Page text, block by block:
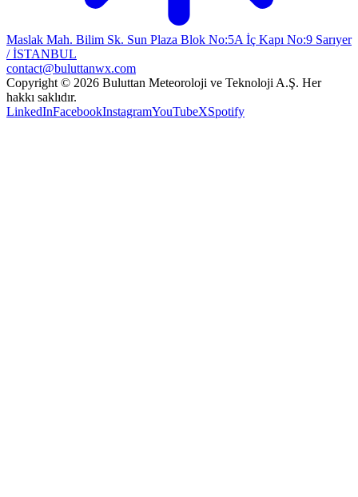
Maslak Mah. Bilim Sk. Sun Plaza Blok No:5A İç Kapı No:9 Sarıyer
/ İSTANBUL
contact@buluttanwx.com
Copyright © 2026 Buluttan Meteoroloji ve Teknoloji A.Ş. Her
hakkı saklıdır.
LinkedInFacebookInstagramYouTubeXSpotify